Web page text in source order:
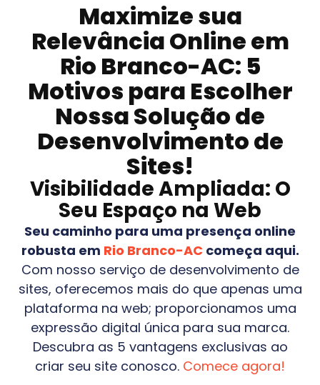
Maximize sua
Relevância Online em
Rio Branco-AC: 5
Motivos para Escolher
Nossa Solução de
Desenvolvimento de
Sites!
Visibilidade Ampliada: O
Seu Espaço na Web
Seu caminho para uma presença online
robusta em Rio Branco-ACcomeça aqui.
Com nosso serviço de desenvolvimento de
sites, oferecemos mais do que apenas uma
plataforma na web; proporcionamos uma
expressão digital única para sua marca.
Descubra as 5 vantagens exclusivas ao
criar seu site conosco. Comece agora!